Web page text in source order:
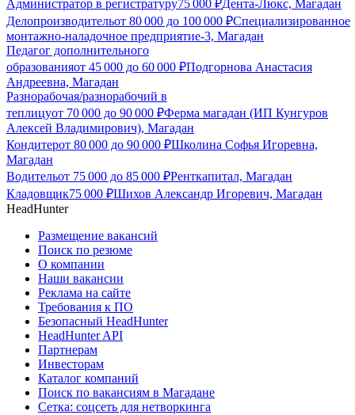
Администратор в регистратуру75 000 ₽Дента-Люкс, Магадан
Делопроизводительот 80 000 до 100 000 ₽Специализированное
монтажно-наладочное предприятие-3, Магадан
Педагог дополнительного
образованияот 45 000 до 60 000 ₽Подгорнова Анастасия
Андреевна, Магадан
Разнорабочая/разнорабочий в
теплицуот 70 000 до 90 000 ₽Ферма магадан (ИП Кунгуров
Алексей Владимирович), Магадан
Кондитерот 80 000 до 90 000 ₽Школина Софья Игоревна,
Магадан
Водительот 75 000 до 85 000 ₽Ренткапитал, Магадан
Кладовщик75 000 ₽Шихов Александр Игоревич, Магадан
HeadHunter
Размещение вакансий
Поиск по резюме
О компании
Наши вакансии
Реклама на сайте
Требования к ПО
Безопасный HeadHunter
HeadHunter API
Партнерам
Инвесторам
Каталог компаний
Поиск по вакансиям в Магадане
Сетка: соцсеть для нетворкинга